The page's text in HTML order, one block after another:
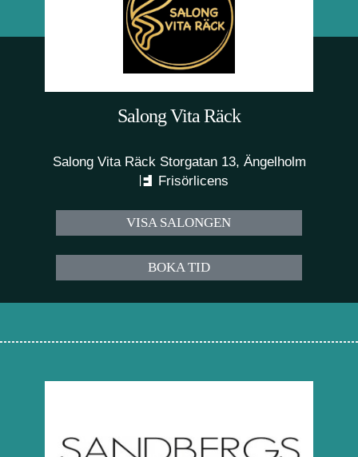
Salong Vita Räck
Salong Vita Räck Storgatan 13, Ängelholm
Frisörlicens
VISA SALONGEN
BOKA TID